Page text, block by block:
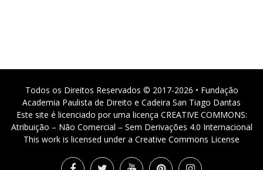
Todos os Direitos Reservados © 2017-2026 • Fundação
Academia Paulista de Direito e Cadeira San Tiago Dantas
Este site é licenciado por uma licença CREATIVE COMMONS:
Atribuição – Não Comercial – Sem Derivações 4.0 Internacional
This work is licensed under a Creative Commons License